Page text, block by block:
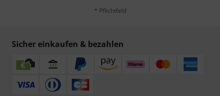
* Pflichtfeld
Sicher einkaufen & bezahlen